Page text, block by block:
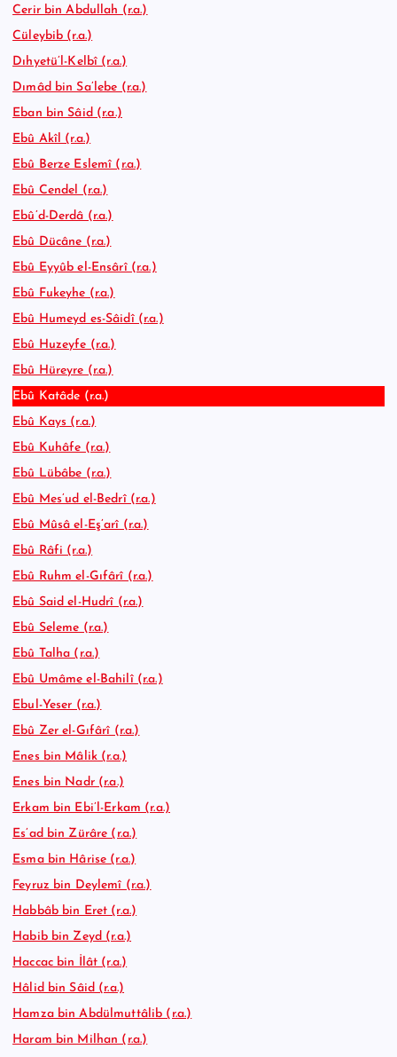
Cerir bin Abdullah (r.a.)
Cüleybib (r.a.)
Dıhyetü’l-Kelbî (r.a.)
Dımâd bin Sa’lebe (r.a.)
Eban bin Sâid (r.a.)
Ebû Akîl (r.a.)
Ebû Berze Eslemî (r.a.)
Ebû Cendel (r.a.)
Ebû’d-Derdâ (r.a.)
Ebû Dücâne (r.a.)
Ebû Eyyûb el-Ensârî (r.a.)
Ebû Fukeyhe (r.a.)
Ebû Humeyd es-Sâidî (r.a.)
Ebû Huzeyfe (r.a.)
Ebû Hüreyre (r.a.)
Ebû Katâde (r.a.)
Ebû Kays (r.a.)
Ebû Kuhâfe (r.a.)
Ebû Lübâbe (r.a.)
Ebû Mes’ud el-Bedrî (r.a.)
Ebû Mûsâ el-Eş’arî (r.a.)
Ebû Râfi (r.a.)
Ebû Ruhm el-Gıfârî (r.a.)
Ebû Said el-Hudrî (r.a.)
Ebû Seleme (r.a.)
Ebû Talha (r.a.)
Ebû Umâme el-Bahilî (r.a.)
Ebul-Yeser (r.a.)
Ebû Zer el-Gıfârî (r.a.)
Enes bin Mâlik (r.a.)
Enes bin Nadr (r.a.)
Erkam bin Ebi’l-Erkam (r.a.)
Es’ad bin Zürâre (r.a.)
Esma bin Hârise (r.a.)
Feyruz bin Deylemî (r.a.)
Habbâb bin Eret (r.a.)
Habib bin Zeyd (r.a.)
Haccac bin İlât (r.a.)
Hâlid bin Sâid (r.a.)
Hamza bin Abdülmuttâlib (r.a.)
Haram bin Milhan (r.a.)